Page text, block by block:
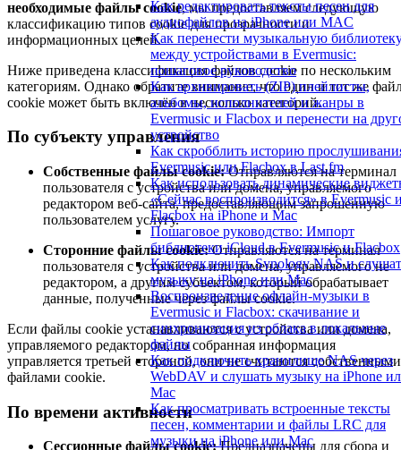
Как редактировать тексты песен для
аудиофайлов на iPhone или MAC
Как перенести музыкальную
между устройствами в Evermusic:
пошаговое руководство
Как архивировать (ZIP) плейлисты,
альбомы, исполнителей и жанры в
Evermusic и Flacbox и перенести на
устройство
Как скробблить историю
Evermusic или Flacbox в Last.fm
Как использовать динамические
«Сейчас воспроизводится» в Evermusic
Flacbox на iPhone и Mac
Пошаговое руководство: Импорт
библиотеки iCloud в Evermusic и Flacbox
Как подключить Synology NAS и
музыку на iPhone или Mac
Воспроизведение офлайн-музыки в
Evermusic и Flacbox: скачивание и
синхронизация из облака в локальные
файлы
Как подключить хранилище NAS через
WebDAV и слушать музыку на iPhone
Mac
Как просматривать встроенные тексты
песен, комментарии и файлы LRC для
музыки на iPhone или Mac
необходимые файлы cookie, мы предоставляем следующую
классификацию типов cookie для прозрачности и
информационных целей.
Ниже приведена классификация файлов cookie по нескольким
категориям. Однако обратите внимание, что один и тот же
cookie может быть включён в несколько категорий.
По субъекту управления
Собственные файлы cookie:Отправляются на терминал
пользователя с устройства или домена, управляемого
редактором веб-сайта, предоставляющим запрошенную
пользователем услугу.
Сторонние файлы cookie:Отправляются на терминал
пользователя с устройства или домена, управляемого не
редактором, а другим субъектом, который обрабатывает
данные, полученные через файлы cookie.
Если файлы cookie устанавливаются с устройства или домена,
управляемого редактором, но собранная информация
управляется третьей стороной, они не считаются собственными
файлами cookie.
По времени активности
Сессионные файлы cookie:Предназначены для сбора и